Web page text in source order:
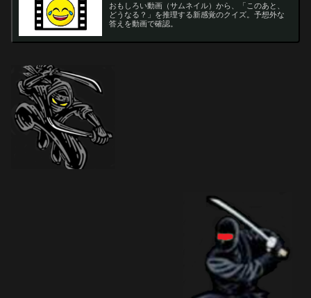
おもしろい動画（サムネイル）から、「このあと、
どうなる？」を推理する新感覚のクイズ。予想外な
答えを動画で確認。